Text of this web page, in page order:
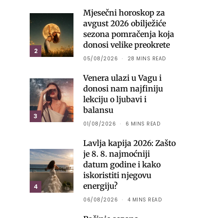
2
Mjesečni horoskop za
avgust 2026 obilježiće
sezona pomračenja koja
donosi velike preokrete
05/08/2026 28 MINS READ
3
Venera ulazi u Vagu i
donosi nam najfiniju
lekciju o ljubavi i
balansu
01/08/2026 6 MINS READ
4
Lavlja kapija 2026: Zašto
je 8. 8. najmoćniji
datum godine i kako
iskoristiti njegovu
energiju?
06/08/2026 4 MINS READ